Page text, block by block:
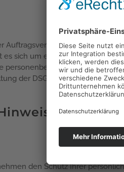
Auftragsverarbeitung (AVV) zur
es sich um einen
personenbezogenen Daten
der DSGVO verarbeitet.
und
den Schutz Ihrer